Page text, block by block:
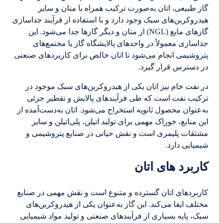
گاز طبیعی، اتان به‌صورت ترکیب همراه با متان و سایر
هیدروکربن‌های سبک وجود دارد و با استفاده از فرآیند جداسازی
گازهای مایع (NGL) از متان و دیگر گازها جدا می‌شود. این
جداسازی معمولاً در واحدهای پالایشگاه گاز یا مجتمع‌های
پتروشیمی انجام می‌شود تا اتان خالص برای کاربردهای صنعتی
در دسترس قرار گیرد.
در نفت خام نیز اتان یکی از هیدروکربن‌های سبک موجود در
ترکیب نفت است که طی فرآیندهای پالایش و تقطیر جزئی
به‌عنوان محصول ثانویه استخراج می‌شود. اتان به‌دست‌آمده از
این منابع، خوراک مهمی برای تولید اتیلن، پلی‌اتیلن و سایر
مشتقات پلیمری است و نقش حیاتی در صنایع پتروشیمی و
شیمیایی دارد.
کاربرد های اتان
کاربردهای اتان گسترده و متنوع است و نقش مهمی در صنایع
مختلف ایفا می‌کند. این گاز به‌عنوان یکی از هیدروکربن‌های
سبک، پایه بسیاری از فرآیندهای صنعتی و تولید مواد شیمیایی